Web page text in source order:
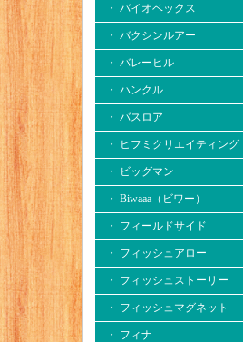
・ バイオベックス
・ バクシンルアー
・ バレーヒル
・ ハンクル
・ バスロア
・ ヒフミクリエイティング
・ ビッグマン
・ Biwaaa（ビワー）
・ フィールドサイド
・ フィッシュアロー
・ フィッシュストーリー
・ フィッシュマグネット
・ フィナ